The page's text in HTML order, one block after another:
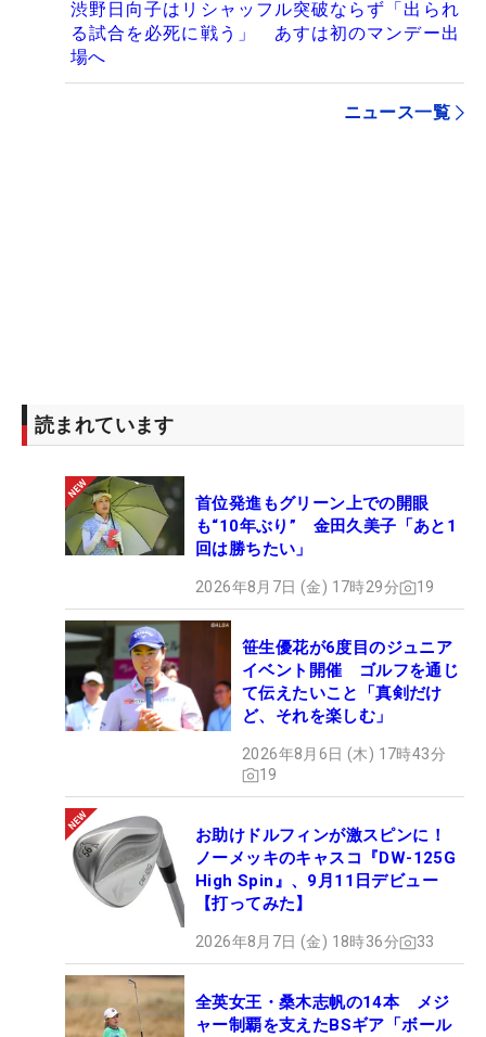
渋野日向子はリシャッフル突破ならず「出られ
る試合を必死に戦う」 あすは初のマンデー出
場へ
ニュース一覧
読まれています
首位発進もグリーン上での開眼
も“10年ぶり” 金田久美子「あと1
回は勝ちたい」
2026年8月7日 (金) 17時29分 19
笹生優花が6度目のジュニア
イベント開催 ゴルフを通じ
て伝えたいこと「真剣だけ
ど、それを楽しむ」
2026年8月6日 (木) 17時43分
19
お助けドルフィンが激スピンに！
ノーメッキのキャスコ『DW-125G
High Spin』、9月11日デビュー
【打ってみた】
2026年8月7日 (金) 18時36分 33
全英女王・桑木志帆の14本 メジ
ャー制覇を支えたBSギア「ボール